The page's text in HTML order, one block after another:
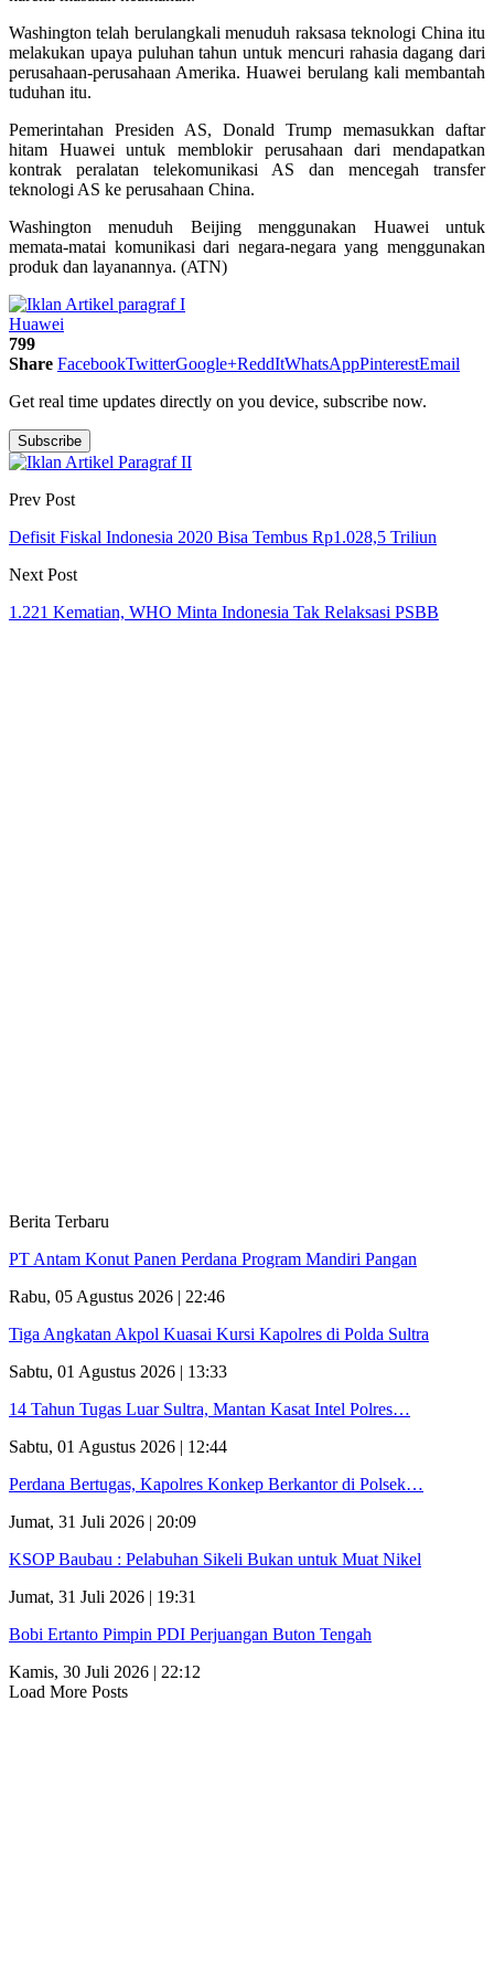
Washington telah berulangkali menuduh raksasa teknologi China itu
melakukan upaya puluhan tahun untuk mencuri rahasia dagang dari
perusahaan-perusahaan Amerika. Huawei berulang kali membantah
tuduhan itu.
Pemerintahan Presiden AS, Donald Trump memasukkan daftar
hitam Huawei untuk memblokir perusahaan dari mendapatkan
kontrak peralatan telekomunikasi AS dan mencegah transfer
teknologi AS ke perusahaan China.
Washington menuduh Beijing menggunakan Huawei untuk
memata-matai komunikasi dari negara-negara yang menggunakan
produk dan layanannya. (ATN)
Huawei
799
Share FacebookTwitterGoogle+ReddItWhatsAppPinterestEmail
Get real time updates directly on you device, subscribe now.
Subscribe
Prev Post
Defisit Fiskal Indonesia 2020 Bisa Tembus Rp1.028,5 Triliun
Next Post
1.221 Kematian, WHO Minta Indonesia Tak Relaksasi PSBB
Berita Terbaru
PT Antam Konut Panen Perdana Program Mandiri Pangan
Rabu, 05 Agustus 2026 | 22:46
Tiga Angkatan Akpol Kuasai Kursi Kapolres di Polda Sultra
Sabtu, 01 Agustus 2026 | 13:33
14 Tahun Tugas Luar Sultra, Mantan Kasat Intel Polres…
Sabtu, 01 Agustus 2026 | 12:44
Perdana Bertugas, Kapolres Konkep Berkantor di Polsek…
Jumat, 31 Juli 2026 | 20:09
KSOP Baubau : Pelabuhan Sikeli Bukan untuk Muat Nikel
Jumat, 31 Juli 2026 | 19:31
Bobi Ertanto Pimpin PDI Perjuangan Buton Tengah
Kamis, 30 Juli 2026 | 22:12
Load More Posts